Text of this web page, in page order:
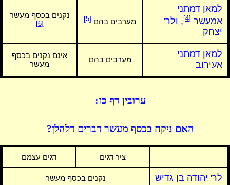
למאן דמתני
אמעשר [4]
, ולר'
יצחק
מערבים בהם [5] נקנים בכסף מעשר
[6]
למאן דמתני
אעירוב
מערבים בהם
אינם נקנים בכסף
מעשר
ערובין דף כז:
האם ניקח בכסף מעשר דברים דלהלן?
ציר דגים דגים עצמם
לר' יהודה בן גדיש נקנים בכסף מעשר